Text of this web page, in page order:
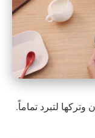
لتبرد تماماً.